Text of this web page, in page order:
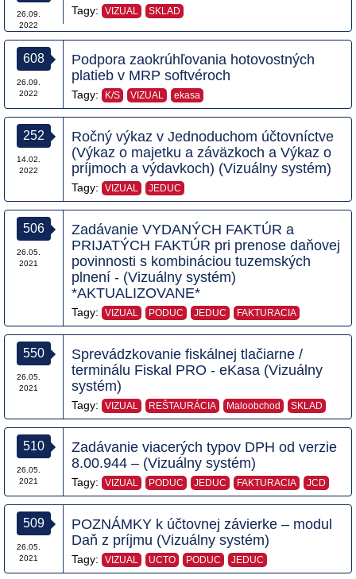
26.09.
2022
Tagy: VIZUAL SKLAD
608
26.09.
2022
Podpora zaokrúhľovania hotovostných
platieb v MRP softvéroch
Tagy: K/S VIZUAL ekasa
252
14.02.
2022
Ročný výkaz v Jednoduchom účtovníctve
(Výkaz o majetku a záväzkoch a Výkaz o
príjmoch a výdavkoch) (Vizuálny systém)
Tagy: VIZUAL JEDUC
506
26.05.
2021
Zadávanie VYDANÝCH FAKTÚR a
PRIJATÝCH FAKTÚR pri prenose daňovej
povinnosti s kombináciou tuzemských
plnení - (Vizuálny systém)
*AKTUALIZOVANE*
Tagy: VIZUAL PODUC JEDUC FAKTURACIA
550
26.05.
2021
Sprevádzkovanie fiskálnej tlačiarne /
terminálu Fiskal PRO - eKasa (Vizuálny
systém)
Tagy: VIZUAL REŠTAURÁCIA Maloobchod SKLAD
510
26.05.
2021
Zadávanie viacerých typov DPH od verzie
8.00.944 – (Vizuálny systém)
Tagy: VIZUAL PODUC JEDUC FAKTURACIA JCD
509
26.05.
2021
POZNÁMKY k účtovnej závierke – modul
Daň z príjmu (Vizuálny systém)
Tagy: VIZUAL UCTO PODUC JEDUC